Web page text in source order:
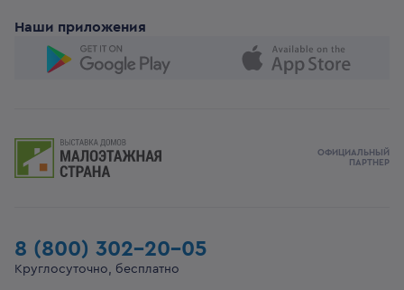
Наши приложения
8 (800) 302-20-05
Круглосуточно, бесплатно
ОФИЦИАЛЬНЫЙ
ПАРТНЕР